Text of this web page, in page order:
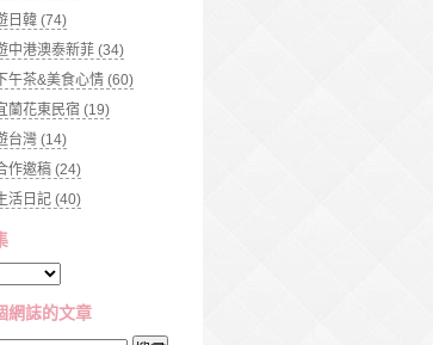
日韓 (74)
港澳泰新菲 (34)
茶&美食心情 (60)
花東民宿 (19)
台灣 (14)
作邀稿 (24)
活日記 (40)
網誌的文章